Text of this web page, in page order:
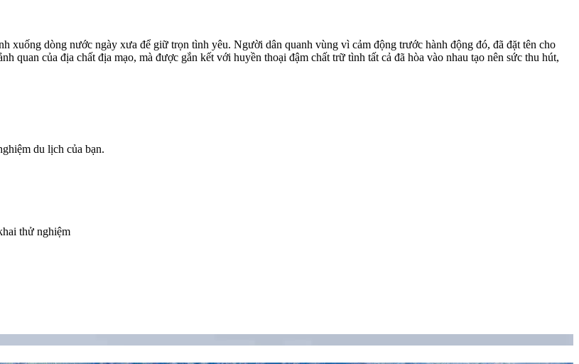
xuống dòng nước ngày xưa để giữ trọn tình yêu. Người dân quanh vùng vì cảm động trước hành động đó, đã đặt tên cho
quan của địa chất địa mạo, mà được gắn kết với huyền thoại đậm chất trữ tình tất cả đã hòa vào nhau tạo nên sức thu hút,
du lịch của bạn.
thử nghiệm